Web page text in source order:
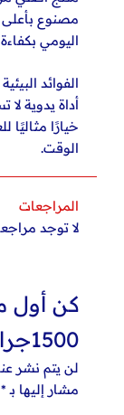
مصنوع بأعلى
اليومي
الفوائد البيئية
أداة يدوية
خيارًا
الوقت.
المراجعات
لا توجد
كن أول
1500جرام من انكو”
لن يتم نشر
مشار إليها بـ *